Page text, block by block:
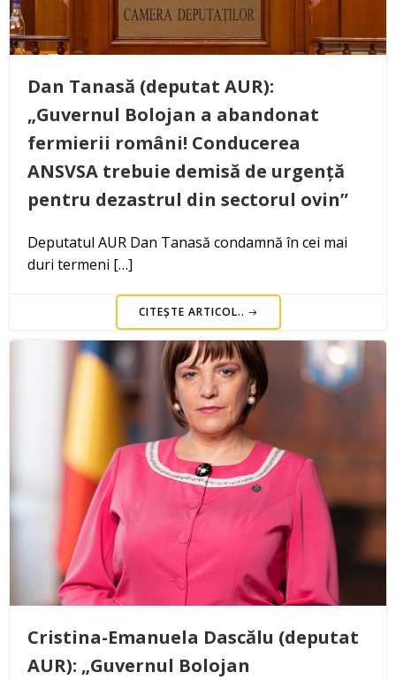
Dan Tanasă (deputat AUR):
„Guvernul Bolojan a abandonat
fermierii români! Conducerea
ANSVSA trebuie demisă de urgență
pentru dezastrul din sectorul ovin”
Deputatul AUR Dan Tanasă condamnă în cei mai
duri termeni […]
CITEȘTE ARTICOL..
Cristina-Emanuela Dascălu (deputat
AUR): „Guvernul Bolojan